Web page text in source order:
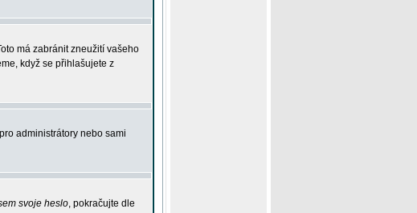
má zabránit zneužití vašeho
když se přihlašujete z
administrátory nebo sami
svoje heslo, pokračujte dle